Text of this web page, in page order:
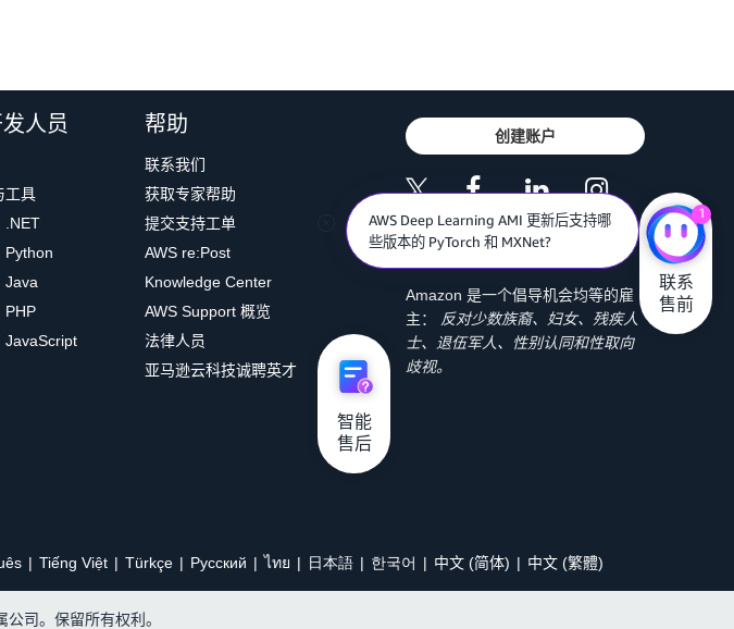
人员
工具
.NET
Python
Java
PHP
JavaScript
帮助
联系我们
获取专家帮助
提交支持工单
AWS re:Post
Knowledge Center
AWS Support 概览
法律人员
亚马逊云科技诚聘英才
创建账户
Amazon 是一个倡导机会均等的雇
主：
反对少数族裔、妇女、残疾人
士、退伍军人、性别认同和性取向
歧视。
Tiếng Việt Türkçe Ρусский ไทย 日本語 한국어 中文 (简体) 中文 (繁體)
司。保留所有权利。
AWS Deep Learning AMI 更新后支持哪
些版本的 PyTorch 和 MXNet?
1
联系
售前
智能
售后